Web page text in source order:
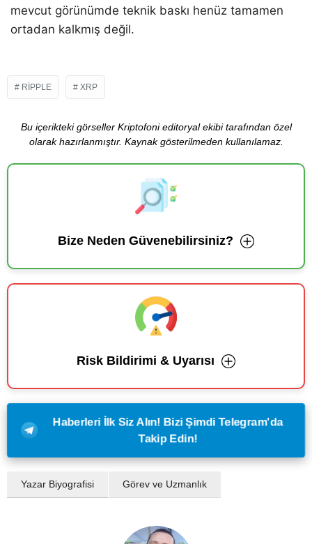
mevcut görünümde teknik baskı henüz tamamen
ortadan kalkmış değil.
RIPPLE XRP
Bu içerikteki görseller Kriptofoni editoryal ekibi tarafından özel
olarak hazırlanmıştır. Kaynak gösterilmeden kullanılamaz.
Bize Neden Güvenebilirsiniz?
Risk Bildirimi & Uyarısı
Haberleri İlk Siz Alın! Bizi Şimdi Telegram'da
Takip Edin!
Yazar Biyografisi Görev ve Uzmanlık